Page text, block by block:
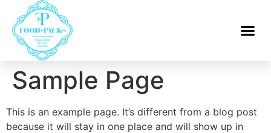
Sample Page
This is an example page. It’s different from a blog post
because it will stay in one place and will show up in